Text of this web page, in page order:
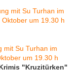
"Kruzitürken"